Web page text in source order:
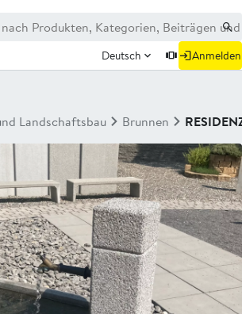
Deutsch Anmelden
Landschaftsbau Brunnen